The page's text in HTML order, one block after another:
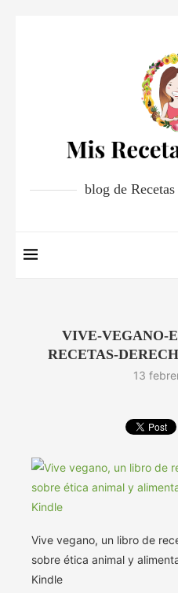
blog de
VIVE-VEGANO-
RECETAS-
13
Vive vegano, un libro de
sobre ética animal y
Kindle